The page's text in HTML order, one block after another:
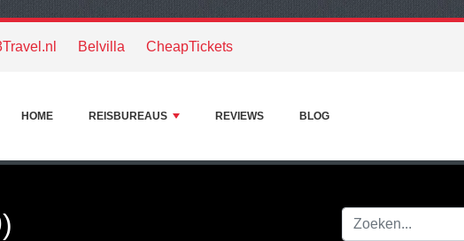
Belvilla CheapTickets
HOME REISBUREAUS REVIEWS BLOG